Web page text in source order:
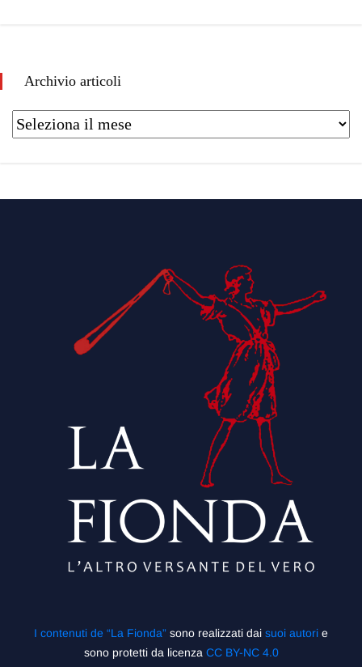
Archivio articoli
I contenuti de “La Fionda” sono realizzati dai suoi autori e
sono protetti da licenza CC BY-NC 4.0